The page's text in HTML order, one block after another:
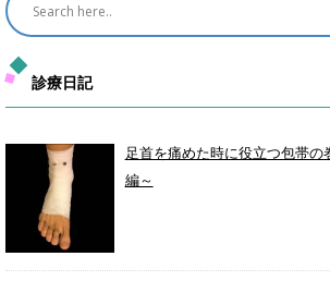
診療日記
足首を痛めた時に役立つ包帯の
編～